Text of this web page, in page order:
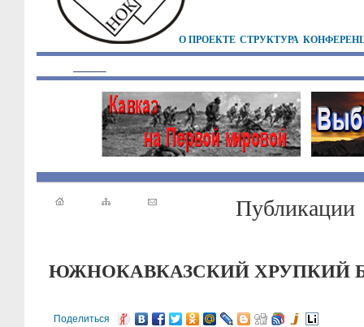
О ПРОЕКТЕ СТРУКТУРА
Публикации
ЮЖНОКАВКАЗСКИЙ ХРУПКИЙ
Поделиться